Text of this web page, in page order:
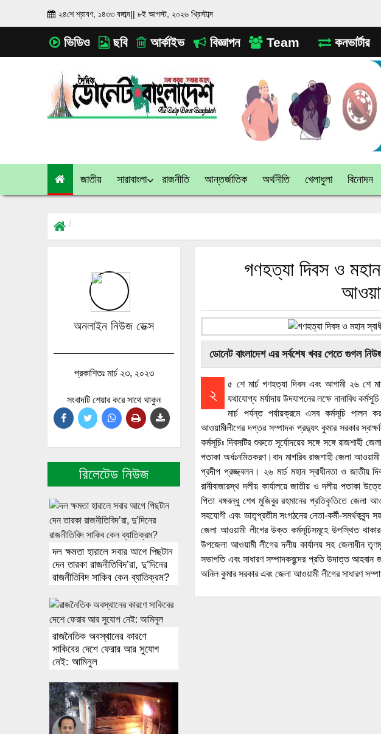
২৪শে শ্রাবণ, ১৪৩৩ বঙ্গাব্দ|| ৮ই আগস্ট, ২০২৬ খ্রিস্টাব্দ
ভিডিও ছবি আর্কাইভ বিজ্ঞাপন Team কনভার্টার
জাতীয় সারাবাংলা রাজনীতি আন্তর্জাতিক অর্থনীতি খেলাধুলা বিনোদন
অনলাইন নিউজ ডেক্স
প্রকাশিতঃ মার্চ ২৩, ২০২৩
সংবাদটি শেয়ার করে সাথে থাকুন
রিলেটেড নিউজ
দল ক্ষমতা হারালে সবার আগে পিছটান
দেন তারকা রাজনীতিবিদ’রা, দু’দিনের
রাজনীতিবিদ সাকিব কেন ব্যাতিক্রম?
রাজনৈতিক অবস্থানের কারণে
সাকিবের দেশে ফেরার আর সুযোগ
নেই: আমিনুল
গণহত্যা দিবস ও মহান
ডোনেট বাংলাদেশ এর সর্বশেষ খবর পেতে
২
৫ শে মার্চ গণহত্যা দিবস এবং আগামী ২৬ শে
যথাযোগ্য মর্যাদায় উদযাপনের লক্ষে নানাবিধ
মার্চ পর্যন্ত পর্যায়ক্রমে এসব কর্মসূচি পালন
আওয়ামীলীগের দপ্তর সম্পাদক প্রদ্যুৎ কুমার সরকার
কর্মসূচিঃ দিবসটির শুরুতে সূর্যোদয়ের সঙ্গে সঙ্গে
পতাকা অর্ধঃনমিতকরণ।বাদ মাগরিব রাজশাহী জেলা আওয়ামী
প্রদীপ প্রজ্জ্বলন। ২৬ মার্চ মহান স্বাধীনতা ও জাতীয়
রানীবাজারস্থ দলীয় কার্যালয়ে জাতীয় ও দলীয় পতাকা
পিতা বঙ্গবন্ধু শেখ মুজিবুর রহমানের প্রতিকৃতিতে জেলা
সহযোগী এবং ভাতৃপ্রতীম সংগঠনের নেতা-কর্মী-সমর্থকবৃন্দ
জেলা আওয়ামী লীগের উক্ত কর্মসূচিসমূহে উপস্থিত
উপজেলা আওয়ামী লীগের দলীয় কার্যালয় সহ জেলাধীন
সভাপতি এবং সাধারণ সম্পাদকবৃন্দের প্রতি উদাত্ত আহবান
অনিল কুমার সরকার এবং জেলা আওয়ামী লীগের সাধারণ